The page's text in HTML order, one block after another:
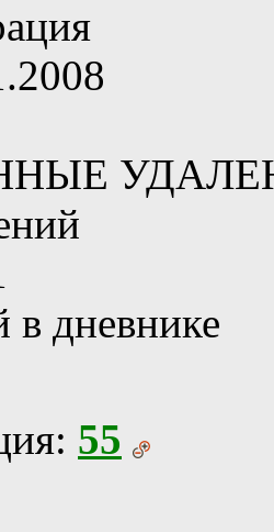
в дневнике
55